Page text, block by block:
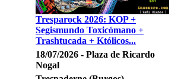
Tresparock 2026: KOP +
Segismundo Toxicómano +
Trashtucada + Któlicos...
18/07/2026 - Plaza de Ricardo
Nogal